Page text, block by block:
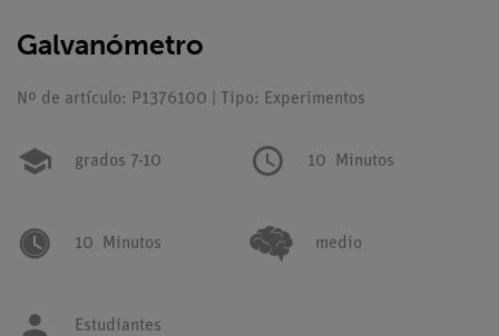
Galvanómetro
Nº de artículo: P1376100 | Tipo: Experimentos
grados 7-10 10 Minutos
10 Minutos medio
Estudiantes